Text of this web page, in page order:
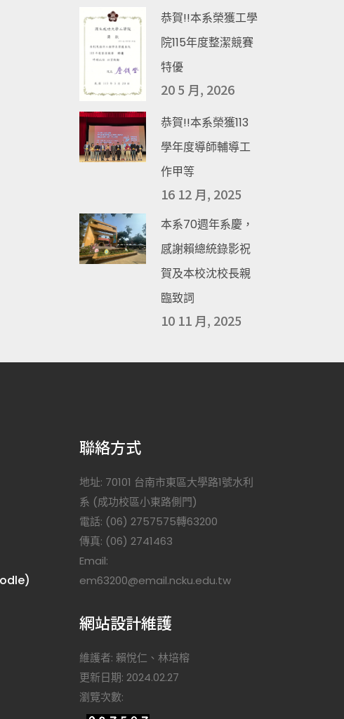
恭賀!!本系榮獲工學
院115年度整潔競賽
特優
20 5 月, 2026
恭賀!!本系榮獲113
學年度導師輔導工
作甲等
16 12 月, 2025
本系70週年系慶，
感謝賴總統錄影祝
賀及本校沈校長親
臨致詞
10 11 月, 2025
聯絡方式
地址: 70101 台南市東區大學路1號水利
系 (成功校區小東路側門)
電話: (06) 2757575轉63200
傳真: (06) 2741463
Email:
em63200@email.ncku.edu.tw
網站設計維護
維護者: 賴悅仁、林培榕
更新日期: 2024.02.27
瀏覽次數: